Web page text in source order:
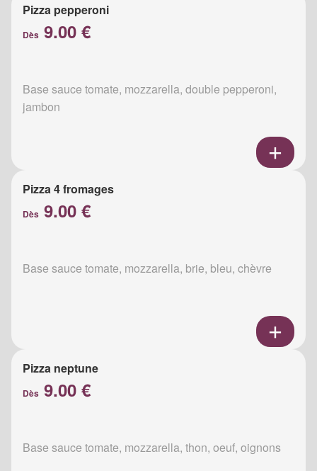
Pizza pepperoni
Dès 9.00 €
Base sauce tomate, mozzarella, double pepperoni,
jambon
Pizza 4 fromages
Dès 9.00 €
Base sauce tomate, mozzarella, brie, bleu, chèvre
Pizza neptune
Dès 9.00 €
Base sauce tomate, mozzarella, thon, oeuf, oignons